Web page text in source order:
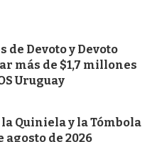
Devoto y Devoto
más de $1,7 millones
Uruguay
Quiniela y la Tómbola
agosto de 2026